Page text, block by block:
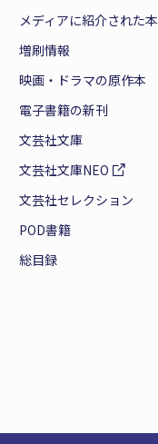
メディアに紹介された本
増刷情報
映画・ドラマの原作本
電子書籍の新刊
文芸社文庫
文芸社文庫NEO
文芸社セレクション
POD書籍
総目録